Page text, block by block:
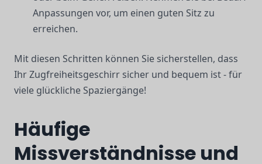
Anpassungen vor, um einen guten Sitz zu
erreichen.
Mit diesen Schritten können Sie sicherstellen, dass
Ihr Zugfreiheitsgeschirr sicher und bequem ist - für
viele glückliche Spaziergänge!
Häufige
Missverständnisse und